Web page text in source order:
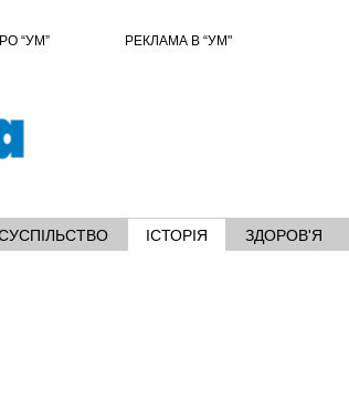
“УМ” РЕКЛАМА В “УМ"
ІСТОРІЯ ЗДОРОВ'Я